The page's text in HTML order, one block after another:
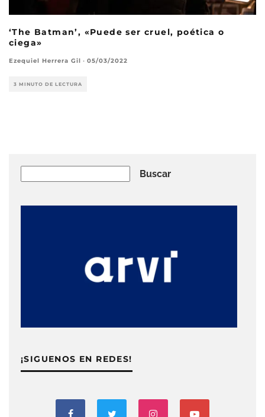
‘The Batman’, «Puede ser cruel, poética o
ciega»
Ezequiel Herrera Gil · 05/03/2022
3 MINUTO DE LECTURA
Buscar
¡SIGUENOS EN REDES!